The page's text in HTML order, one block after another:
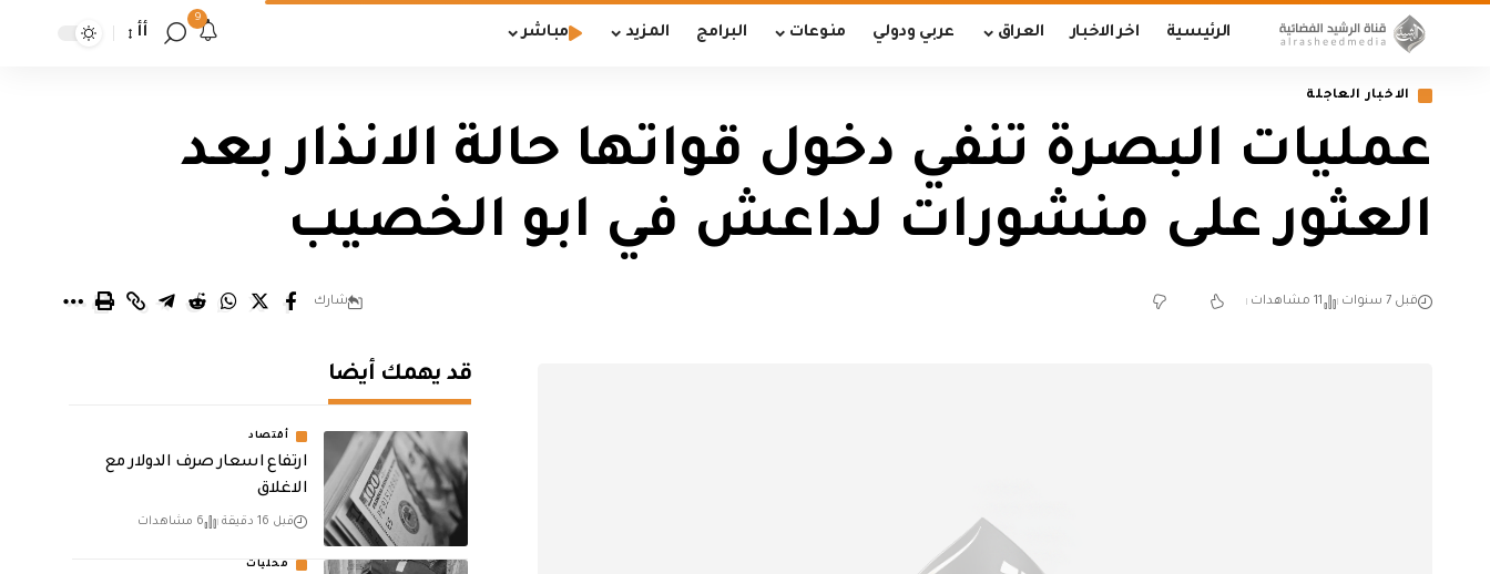
الرئيسية اخر الاخبار العراق عربي ودولي منوعات البرامج المزيد مباشر
9
أأ
الاخبار العاجلة
عمليات البصرة تنفي دخول قواتها حالة الانذار بعد
العثور على منشورات لداعش في ابو الخصيب
قبل 7 سنوات 11 مشاهدات شارك
قد يهمك أيضا
أقتصاد
ارتفاع اسعار صرف الدولار مع
الاغلاق
قبل 16 دقيقة 6 مشاهدات
محليات